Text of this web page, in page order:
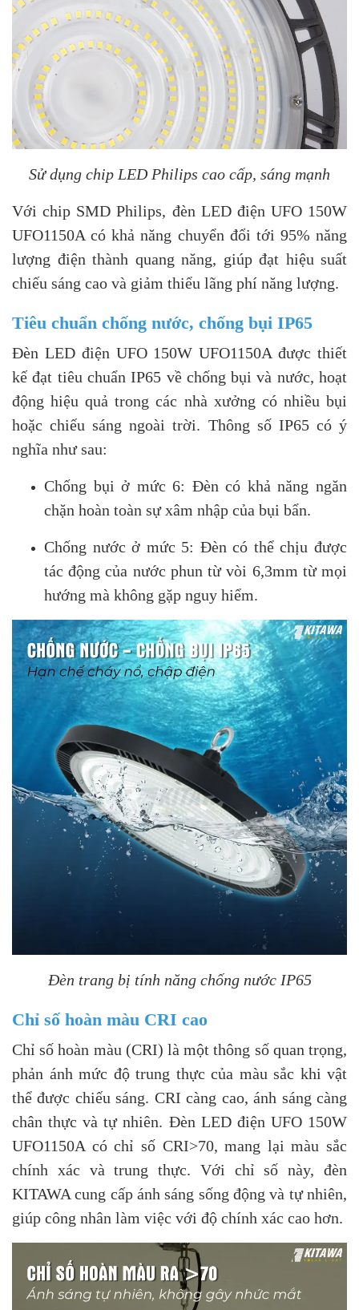
Sử dụng chip LED Philips cao cấp, sáng mạnh
Với chip SMD Philips, đèn LED điện UFO 150W
UFO1150A có khả năng chuyển đổi tới 95% năng
lượng điện thành quang năng, giúp đạt hiệu suất
chiếu sáng cao và giảm thiểu lãng phí năng lượng.
Tiêu chuẩn chống nước, chống bụi IP65
Đèn LED điện UFO 150W UFO1150A được thiết
kế đạt tiêu chuẩn IP65 về chống bụi và nước, hoạt
động hiệu quả trong các nhà xưởng có nhiều bụi
hoặc chiếu sáng ngoài trời. Thông số IP65 có ý
nghĩa như sau:
Chống bụi ở mức 6: Đèn có khả năng ngăn
chặn hoàn toàn sự xâm nhập của bụi bẩn.
Chống nước ở mức 5: Đèn có thể chịu được
tác động của nước phun từ vòi 6,3mm từ mọi
hướng mà không gặp nguy hiểm.
Đèn trang bị tính năng chống nước IP65
Chỉ số hoàn màu CRI cao
Chỉ số hoàn màu (CRI) là một thông số quan trọng,
phản ánh mức độ trung thực của màu sắc khi vật
thể được chiếu sáng. CRI càng cao, ánh sáng càng
chân thực và tự nhiên. Đèn LED điện UFO 150W
UFO1150A có chỉ số CRI>70, mang lại màu sắc
chính xác và trung thực. Với chỉ số này, đèn
KITAWA cung cấp ánh sáng sống động và tự nhiên,
giúp công nhân làm việc với độ chính xác cao hơn.